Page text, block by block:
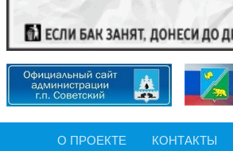
О ПРОЕКТЕ КОНТАКТЫ